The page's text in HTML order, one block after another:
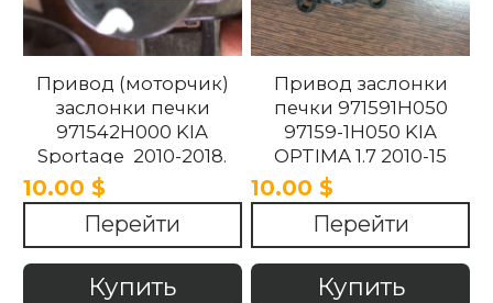
Привод (моторчик)
заслонки печки
971542H000 KIA
Sportage 2010-2018.
10.00 $
Перейти
Купить
Привод заслонки
печки 971591H050
97159-1H050 KIA
OPTIMA 1.7 2010-15
10.00 $
Перейти
Купить